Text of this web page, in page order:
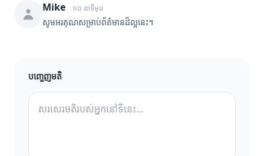
Mike ១០ នាទីមុន
សូមអរគុណសម្រាប់ព័ត៌មានដ៏ល្អនេះ។
បញ្ចេញមតិ